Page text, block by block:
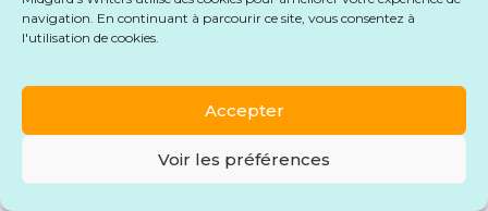
navigation. En continuant à parcourir ce site, vous consentez à
l'utilisation de cookies.
Accepter
Voir les préférences